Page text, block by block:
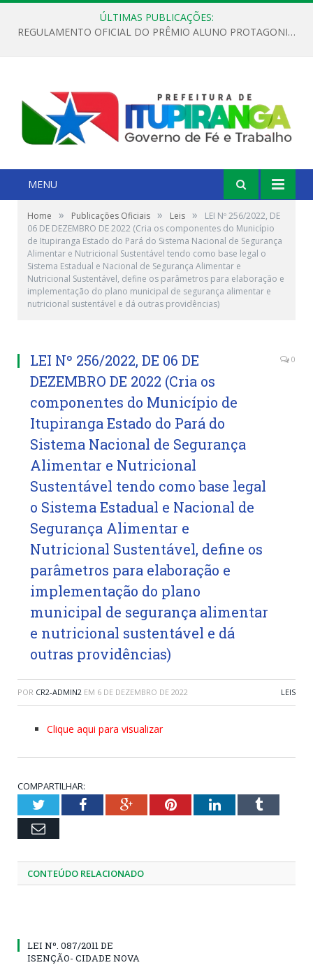
ÚLTIMAS PUBLICAÇÕES:
REGULAMENTO OFICIAL DO PRÊMIO ALUNO PROTAGONISTA – EDIÇÃO 2026
MENU
Home » Publicações Oficiais » Leis »
LEI Nº 256/2022, DE
06 DE DEZEMBRO DE 2022 (Cria os componentes do Município
de Itupiranga Estado do Pará do Sistema Nacional de Segurança
Alimentar e Nutricional Sustentável tendo como base legal o
Sistema Estadual e Nacional de Segurança Alimentar e
Nutricional Sustentável, define os parâmetros para elaboração e
implementação do plano municipal de segurança alimentar e
nutricional sustentável e dá outras providências)
LEI Nº 256/2022, DE 06 DE
DEZEMBRO DE 2022 (Cria os
componentes do Município de
Itupiranga Estado do Pará do
Sistema Nacional de Segurança
Alimentar e Nutricional
Sustentável tendo como base legal
o Sistema Estadual e Nacional de
Segurança Alimentar e
Nutricional Sustentável, define os
parâmetros para elaboração e
implementação do plano
municipal de segurança alimentar
e nutricional sustentável e dá
outras providências)
0
POR CR2-ADMIN2 EM 6 DE DEZEMBRO DE 2022 LEIS
Clique aqui para visualizar
COMPARTILHAR:
TwitterFacebookGoogle+PinterestLinkedInTumblr
Email
CONTEÚDO RELACIONADO
LEI Nº. 087/2011 DE
ISENÇÃO- CIDADE NOVA